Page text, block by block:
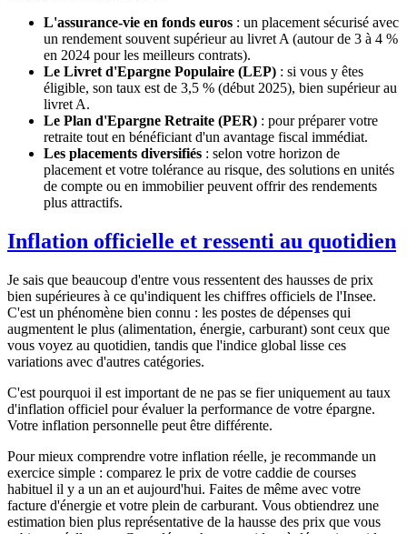
L'assurance-vie en fonds euros : un placement sécurisé avec
un rendement souvent supérieur au livret A (autour de 3 à 4 %
en 2024 pour les meilleurs contrats).
Le Livret d'Epargne Populaire (LEP) : si vous y êtes
éligible, son taux est de 3,5 % (début 2025), bien supérieur au
livret A.
Le Plan d'Epargne Retraite (PER) : pour préparer votre
retraite tout en bénéficiant d'un avantage fiscal immédiat.
Les placements diversifiés : selon votre horizon de
placement et votre tolérance au risque, des solutions en unités
de compte ou en immobilier peuvent offrir des rendements
plus attractifs.
Inflation officielle et ressenti au quotidien
Je sais que beaucoup d'entre vous ressentent des hausses de prix
bien supérieures à ce qu'indiquent les chiffres officiels de l'Insee.
C'est un phénomène bien connu : les postes de dépenses qui
augmentent le plus (alimentation, énergie, carburant) sont ceux que
vous voyez au quotidien, tandis que l'indice global lisse ces
variations avec d'autres catégories.
C'est pourquoi il est important de ne pas se fier uniquement au taux
d'inflation officiel pour évaluer la performance de votre épargne.
Votre inflation personnelle peut être différente.
Pour mieux comprendre votre inflation réelle, je recommande un
exercice simple : comparez le prix de votre caddie de courses
habituel il y a un an et aujourd'hui. Faites de même avec votre
facture d'énergie et votre plein de carburant. Vous obtiendrez une
estimation bien plus représentative de la hausse des prix que vous